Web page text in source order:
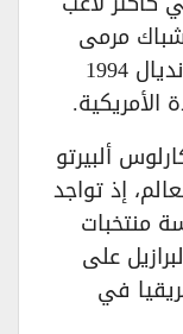
مرمى
الكاميرون بخمسة أهداف خلال مونديال 1994
ألبيرتو
إذ تواجد
على
في